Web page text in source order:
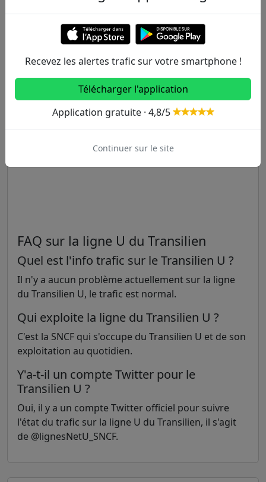
FAQ sur la ligne U du Transilien
Quel est l'info trafic sur le Transilien U ?
Il n'y a aucun problème actuellement sur la ligne
du Transilien U, le trafic est normal.
Qui exploite la ligne du Transilien U ?
C'est la SNCF qui s'occupe du Transilien U et de son
exploitation au quotidien.
Y'a-t-il un compte Twitter pour le
Transilien U ?
Oui, il y a un compte Twitter officiel pour suivre
l'état du trafic sur la ligne U du Transilien, il s'agit
de @lignesNetU_SNCF.
Recevez les alertes trafic sur votre smartphone !
Télécharger l'application
Application gratuite · 4,8/5
Continuer sur le site